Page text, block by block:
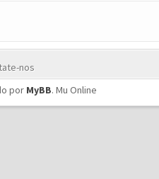
nos
por MyBB. Mu Online